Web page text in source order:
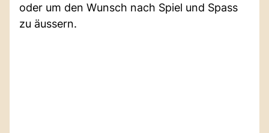
oder um den Wunsch nach Spiel und Spass
zu äussern.